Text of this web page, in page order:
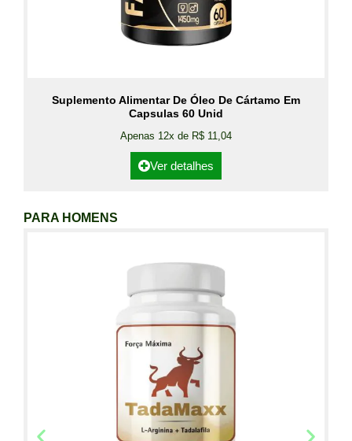
Suplemento Alimentar De Óleo De Cártamo Em
Capsulas 60 Unid
Apenas 12x de R$ 11,04
Ver detalhes
PARA HOMENS